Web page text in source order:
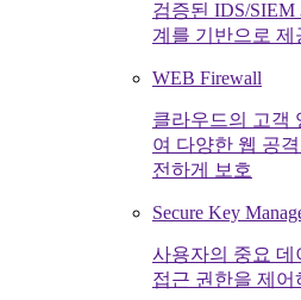
검증된 IDS/SIEM
계를 기반으로
WEB Firewall
클라우드의 고객
여 다양한 웹 공
전하게 보호
Secure Key
사용자의 중요 데
접근 권한을 제어